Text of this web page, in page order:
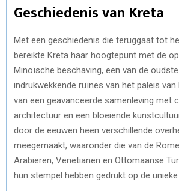
Geschiedenis van Kreta
Met een geschiedenis die teruggaat tot
bereikte Kreta haar hoogtepunt met de
Minoïsche beschaving, een van de oudste
indrukwekkende ruïnes van het paleis
van een geavanceerde samenleving met
architectuur en een bloeiende
door de eeuwen heen verschillende
meegemaakt, waaronder die van de
Arabieren, Venetianen en Ottomaanse
hun stempel hebben gedrukt op de